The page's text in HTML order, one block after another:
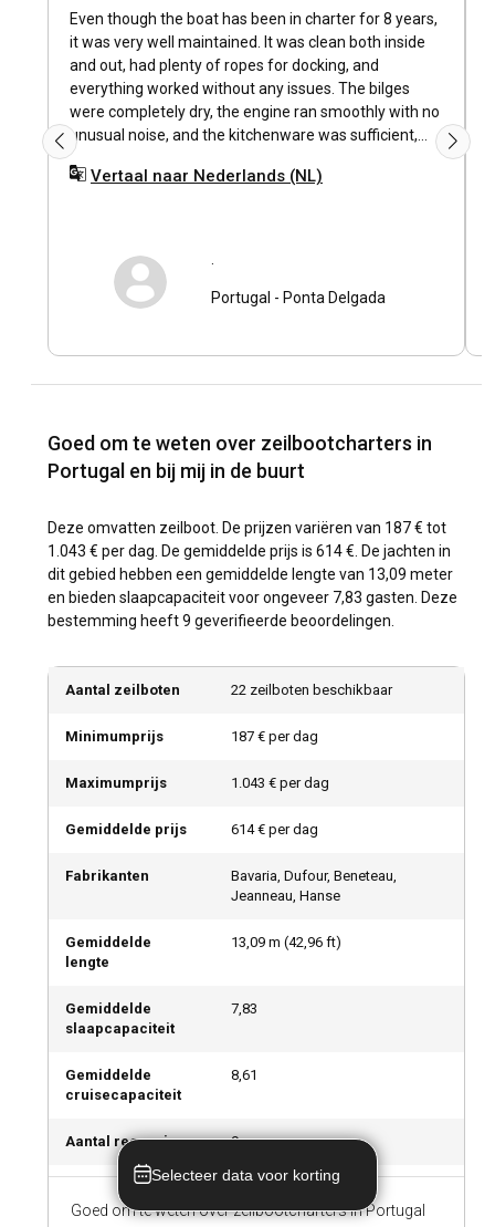
Even though the boat has been in charter for 8 years,
it was very well maintained. It was clean both inside
and out, had plenty of ropes for docking, and
everything worked without any issues. The bilges
were completely dry, the engine ran smoothly with no
unusual noise, and the kitchenware was sufficient,
with even the knives being properly sharp. On top of
that, the manager was pleasant to deal with during
Vertaal naar Nederlands (NL)
Portugal - Ponta Delgada
Goed om te weten over zeilbootcharters in
Portugal en bij mij in de buurt
Deze omvatten zeilboot. De prijzen variëren van 187 € tot
1.043 € per dag. De gemiddelde prijs is 614 €. De jachten in
dit gebied hebben een gemiddelde lengte van 13,09 meter
en bieden slaapcapaciteit voor ongeveer 7,83 gasten. Deze
bestemming heeft 9 geverifieerde beoordelingen.
Goed om te weten over zeilbootcharters in Portugal
Aantal zeilboten 22 zeilboten beschikbaar
Minimumprijs 187 € per dag
Maximumprijs 1.043 € per dag
Gemiddelde prijs 614 € per dag
Fabrikanten
Bavaria, Dufour, Beneteau,
Jeanneau, Hanse
Gemiddelde
lengte
13,09 m (42,96 ft)
Gemiddelde
slaapcapaciteit
7,83
Gemiddelde
cruisecapaciteit
8,61
Aantal recensies 9
Selecteer data voor korting